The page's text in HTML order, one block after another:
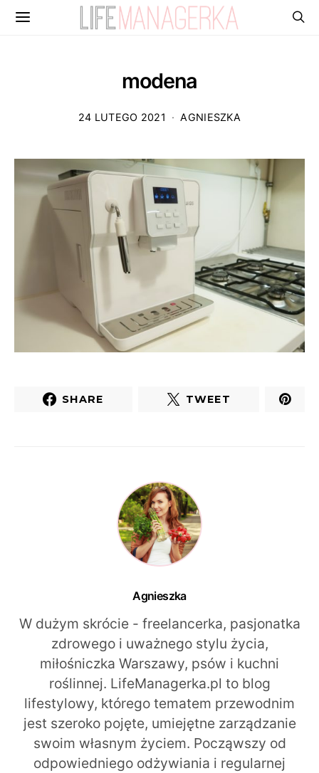
modena
24 LUTEGO 2021 AGNIESZKA
SHARE TWEET
Agnieszka
W dużym skrócie - freelancerka, pasjonatka
zdrowego i uważnego stylu życia,
miłośniczka Warszawy, psów i kuchni
roślinnej. LifeManagerka.pl to blog
lifestylowy, którego tematem przewodnim
jest szeroko pojęte, umiejętne zarządzanie
swoim własnym życiem. Począwszy od
odpowiedniego odżywiania i regularnej